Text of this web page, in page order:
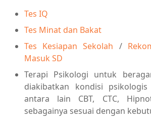
Tes IQ
Tes Minat dan Bakat
Tes Kesiapan Sekolah /
Masuk SD
Terapi Psikologi untuk
diakibatkan kondisi
antara lain CBT, CTC,
sebagainya sesuai dengan